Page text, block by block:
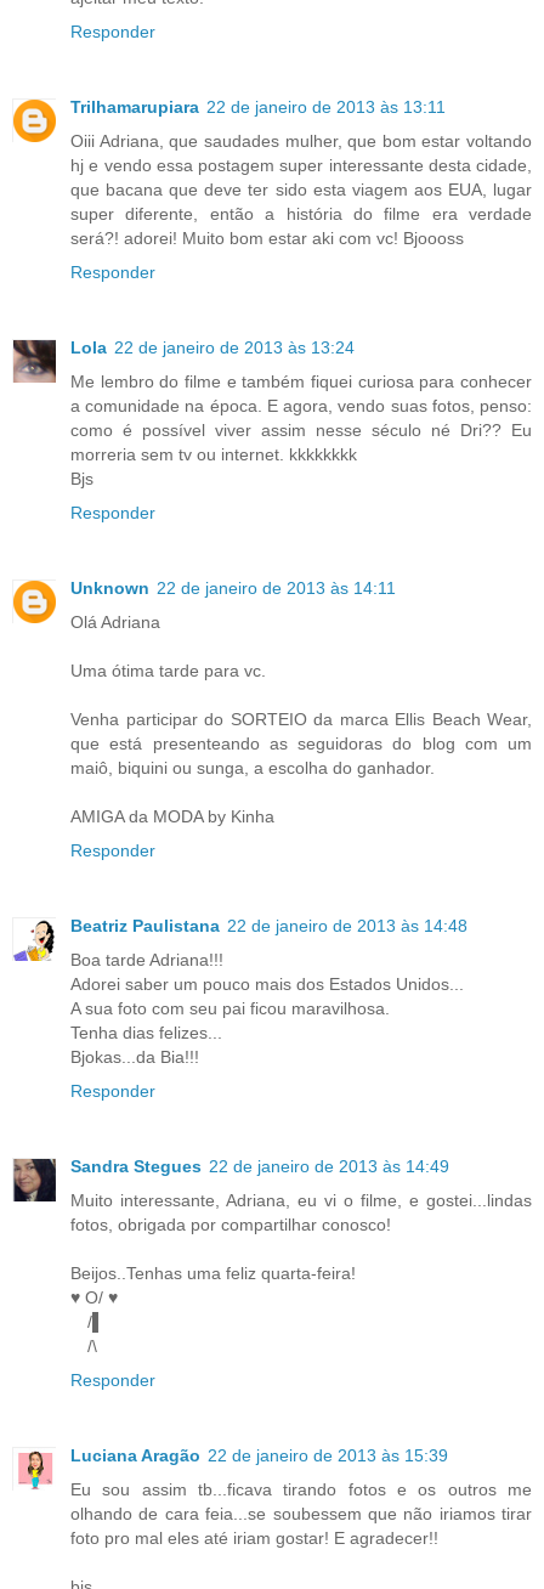
Responder
Trilhamarupiara 22 de janeiro de 2013 às 13:11
Oiii Adriana, que saudades mulher, que bom estar voltando
hj e vendo essa postagem super interessante desta cidade,
que bacana que deve ter sido esta viagem aos EUA, lugar
super diferente, então a história do filme era verdade
será?! adorei! Muito bom estar aki com vc! Bjoooss
Responder
Lola 22 de janeiro de 2013 às 13:24
Me lembro do filme e também fiquei curiosa para conhecer
a comunidade na época. E agora, vendo suas fotos, penso:
como é possível viver assim nesse século né Dri?? Eu
morreria sem tv ou internet. kkkkkkkk
Bjs
Responder
Unknown 22 de janeiro de 2013 às 14:11
Olá Adriana
Uma ótima tarde para vc.
Venha participar do SORTEIO da marca Ellis Beach Wear,
que está presenteando as seguidoras do blog com um
maiô, biquini ou sunga, a escolha do ganhador.
AMIGA da MODA by Kinha
Responder
Beatriz Paulistana 22 de janeiro de 2013 às 14:48
Boa tarde Adriana!!!
Adorei saber um pouco mais dos Estados Unidos...
A sua foto com seu pai ficou maravilhosa.
Tenha dias felizes...
Bjokas...da Bia!!!
Responder
Sandra Stegues 22 de janeiro de 2013 às 14:49
Muito interessante, Adriana, eu vi o filme, e gostei...lindas
fotos, obrigada por compartilhar conosco!
Beijos..Tenhas uma feliz quarta-feira!
♥ O/ ♥
/▌
/\
Responder
Luciana Aragão 22 de janeiro de 2013 às 15:39
Eu sou assim tb...ficava tirando fotos e os outros me
olhando de cara feia...se soubessem que não iriamos tirar
foto pro mal eles até iriam gostar! E agradecer!!